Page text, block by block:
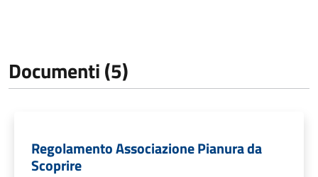
Documenti (5)
Regolamento Associazione Pianura da
Scoprire